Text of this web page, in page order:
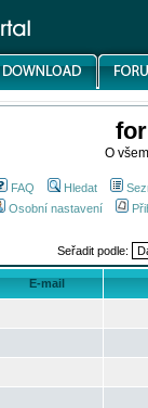
O
FAQ Hledat
Osobní nastavení
Seřadit podle:
E-mail